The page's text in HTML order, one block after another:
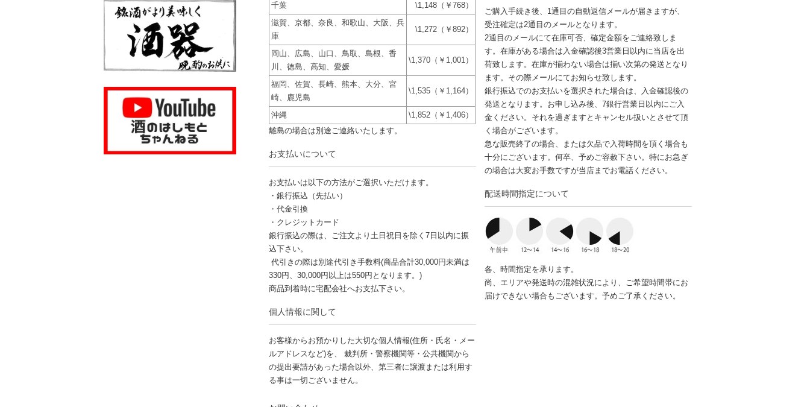
千葉
\1,148（￥768）
滋賀、京都、奈良、和歌山、大阪、兵
庫
\1,272（￥892）
岡山、広島、山口、鳥取、島根、香
川、徳島、高知、愛媛
\1,370（￥1,001）
福岡、佐賀、長崎、熊本、大分、宮
崎、鹿児島
\1,535（￥1,164）
沖縄
\1,852（￥1,406）
離島の場合は別途ご連絡いたします。
お支払いについて
お支払いは以下の方法がご選択いただけます。
・銀行振込（先払い）
・代金引換
・クレジットカード
銀行振込の際は、ご注文より土日祝日を除く7日以内に振
込下さい。
代引きの際は別途代引き手数料(商品合計30,000円未満は
330円、30,000円以上は550円となります。)
商品到着時に宅配会社へお支払下さい。
個人情報に関して
お客様からお預かりした大切な個人情報(住所・氏名・メー
ルアドレスなど)を、 裁判所・警察機関等・公共機関から
の提出要請があった場合以外、第三者に譲渡または利用す
る事は一切ございません。
ご購入手続き後、1通目の自動返信メールが届きますが、
受注確定は2通目のメールとなります。
2通目のメールにて在庫可否、確定金額をご連絡致しま
す。在庫がある場合は入金確認後3営業日以内に当店を出
荷致します。在庫が揃わない場合は揃い次第の発送となり
ます。その際メールにてお知らせ致します。
銀行振込でのお支払いを選択された場合は、入金確認後の
発送となります。お申し込み後、7銀行営業日以内にご入
金ください。それを過ぎますとキャンセル扱いとさせて頂
く場合がございます。
急な販売終了の場合、または欠品で入荷時間を頂く場合も
十分にございます。何卒、予めご容赦下さい。特にお急ぎ
の場合は大変お手数ですが当店までお電話ください。
配送時間指定について
各、時間指定を承ります。
尚、エリアや発送時の混雑状況により、ご希望時間帯にお
届けできない場合もございます。予めご了承ください。